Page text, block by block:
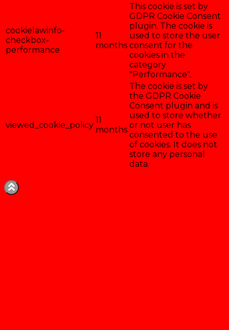
cookielawinfo-
checkbox-
performance
11
months
This cookie is set by
GDPR Cookie Consent
plugin. The cookie is
used to store the user
consent for the
cookies in the
category
"Performance".
viewed_cookie_policy
11
months
The cookie is set by
the GDPR Cookie
Consent plugin and is
used to store whether
or not user has
consented to the use
of cookies. It does not
store any personal
data.